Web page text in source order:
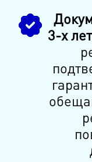
3-х